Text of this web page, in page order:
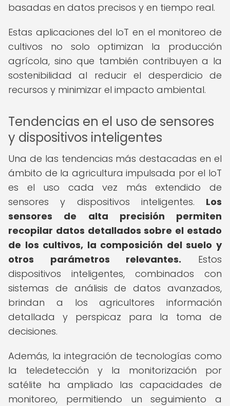
basadas en datos precisos y en tiempo real.
Estas aplicaciones del IoT en el monitoreo de
cultivos no solo optimizan la producción
agrícola, sino que también contribuyen a la
sostenibilidad al reducir el desperdicio de
recursos y minimizar el impacto ambiental.
Tendencias en el uso de sensores
y dispositivos inteligentes
Una de las tendencias más destacadas en el
ámbito de la agricultura impulsada por el IoT
es el uso cada vez más extendido de
sensores y dispositivos inteligentes. Los
sensores de alta precisión permiten
recopilar datos detallados sobre el estado
de los cultivos, la composición del suelo y
otros parámetros relevantes. Estos
dispositivos inteligentes, combinados con
sistemas de análisis de datos avanzados,
brindan a los agricultores información
detallada y perspicaz para la toma de
decisiones.
Además, la integración de tecnologías como
la teledetección y la monitorización por
satélite ha ampliado las capacidades de
monitoreo, permitiendo un seguimiento a